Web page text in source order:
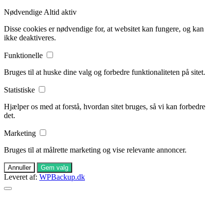
Nødvendige Altid aktiv
Disse cookies er nødvendige for, at websitet kan fungere, og kan
ikke deaktiveres.
Funktionelle
Bruges til at huske dine valg og forbedre funktionaliteten på sitet.
Statistiske
Hjælper os med at forstå, hvordan sitet bruges, så vi kan forbedre
det.
Marketing
Bruges til at målrette marketing og vise relevante annoncer.
Annuller Gem valg
Leveret af: WPBackup.dk